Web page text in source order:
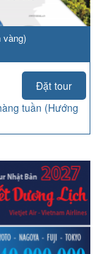
vàng)
Đặt tour
tuần (Hướng